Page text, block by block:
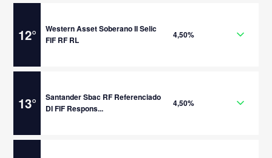
12°
Western Asset Soberano II Selic
FIF RF RL
4,50%
13°
Santander Sbac RF Referenciado
DI FIF Respons...
4,50%